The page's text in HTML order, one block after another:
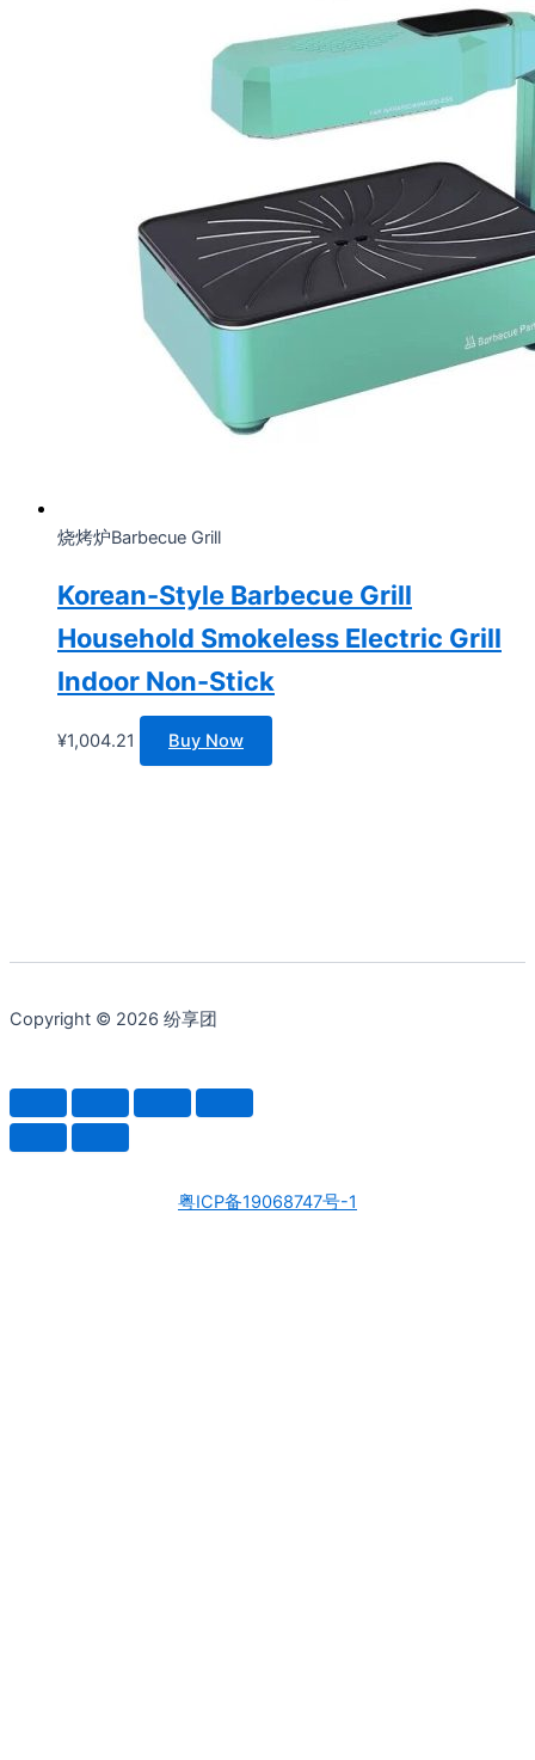
烧烤炉Barbecue Grill
Korean-Style Barbecue Grill
Household Smokeless Electric Grill
Indoor Non-Stick
¥1,004.21 Buy Now
Copyright © 2026 纷享团
粤ICP备19068747号-1